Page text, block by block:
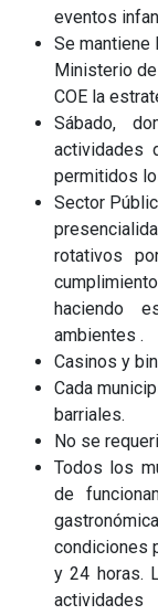
eventos
Se mantiene
Ministerio
COE la
Sábado,
actividades
permitidos
Sector
rotativos
haciendo
ambientes .
Casinos y
Cada
barriales.
No se
Todos los
de
condiciones
y 24 horas.